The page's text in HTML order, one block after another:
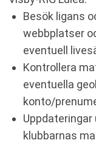
Besök ligans
webbplatser
eventuell
Kontrollera
eventuella
konto/
klubbarnas